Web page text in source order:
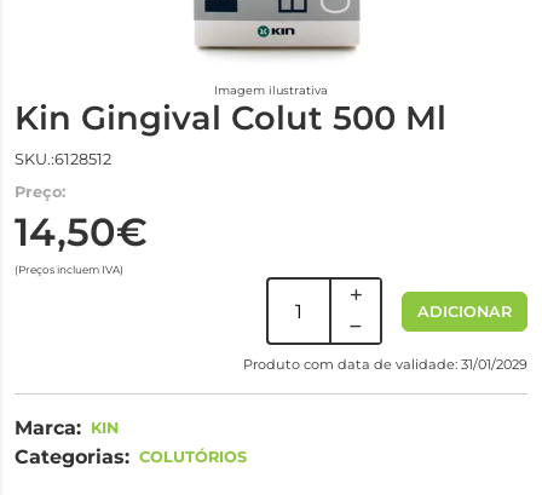
Imagem ilustrativa
Kin Gingival Colut 500 Ml
SKU.:6128512
Preço:
14,50€
(Preços incluem IVA)
ADICIONAR
Produto com data de validade: 31/01/2029
Marca: KIN
Categorias: COLUTÓRIOS